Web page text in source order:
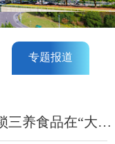
专题报道
一碗火鸡面卖出100亿份！解锁三养食品在“大虹桥”的进阶密码